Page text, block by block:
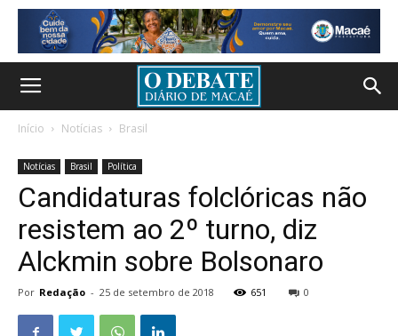
Início Notícias Brasil
Notícias Brasil Política
Candidaturas folclóricas não
resistem ao 2º turno, diz
Alckmin sobre Bolsonaro
Por Redação - 25 de setembro de 2018 651 0